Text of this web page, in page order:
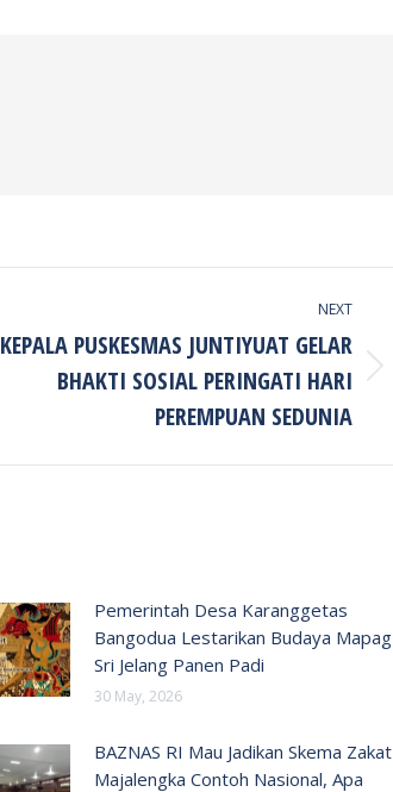
NEXT
KEPALA PUSKESMAS JUNTIYUAT GELAR
BHAKTI SOSIAL PERINGATI HARI
PEREMPUAN SEDUNIA
Pemerintah Desa Karanggetas
Bangodua Lestarikan Budaya Mapag
Sri Jelang Panen Padi
30 May, 2026
BAZNAS RI Mau Jadikan Skema Zakat
Majalengka Contoh Nasional, Apa